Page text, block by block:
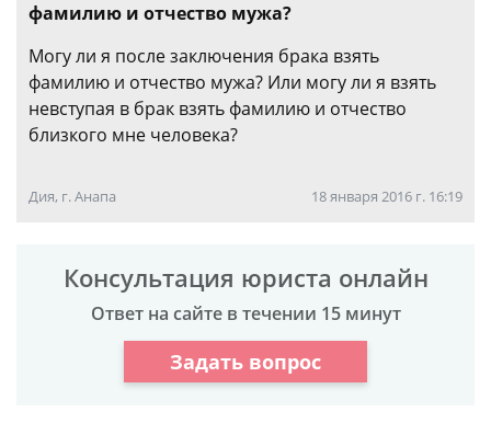
фамилию и отчество мужа?
Могу ли я после заключения брака взять
фамилию и отчество мужа? Или могу ли я взять
невступая в брак взять фамилию и отчество
близкого мне человека?
Дия, г. Анапа 18 января 2016 г. 16:19
Консультация юриста онлайн
Ответ на сайте в течении 15 минут
Задать вопрос